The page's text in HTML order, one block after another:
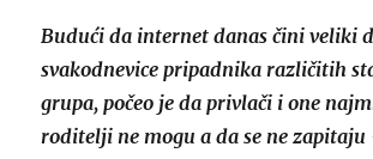
Budući da internet danas čini veliki
svakodnevice pripadnika različitih
grupa, počeo je da privlači i one
roditelji ne mogu a da se ne